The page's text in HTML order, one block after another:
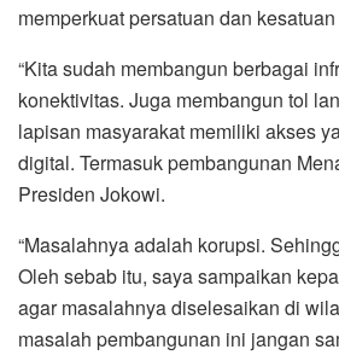
memperkuat persatuan dan
“Kita sudah membangun berbagai
konektivitas. Juga membangun tol
lapisan masyarakat memiliki akses
digital. Termasuk pembangunan
Presiden Jokowi.
“Masalahnya adalah korupsi.
Oleh sebab itu, saya sampaikan
agar masalahnya diselesaikan di
masalah pembangunan ini jangan